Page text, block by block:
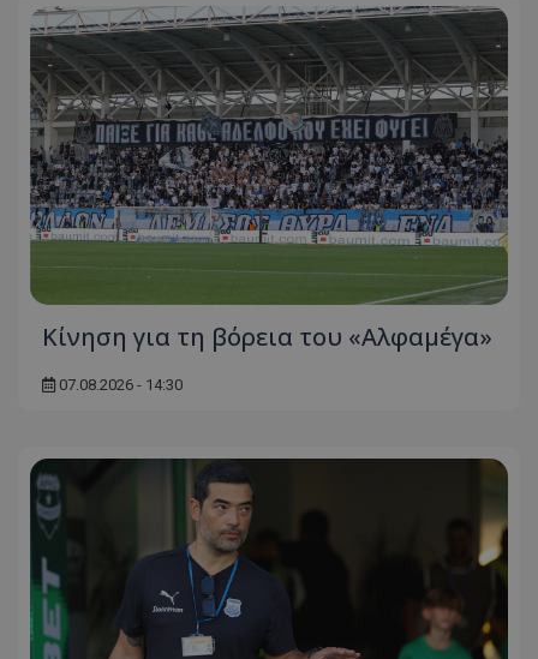
Κίνηση για τη βόρεια του «Αλφαμέγα»
07.08.2026 - 14:30